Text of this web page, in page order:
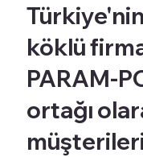
köklü
PARAM-
ortağı